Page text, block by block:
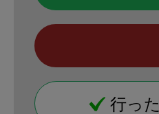
行った